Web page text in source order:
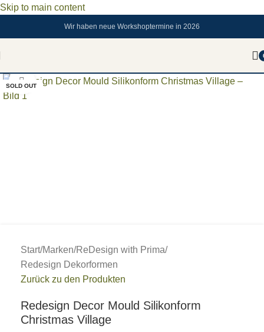
Skip to main content
Wir haben neue Workshoptermine in 2026
SOLD OUTZum vergrößern anklicken
Start/Marken/ReDesign with Prima/
Redesign Dekorformen
Zurück zu den Produkten
Redesign Decor Mould Silikonform
Christmas Village